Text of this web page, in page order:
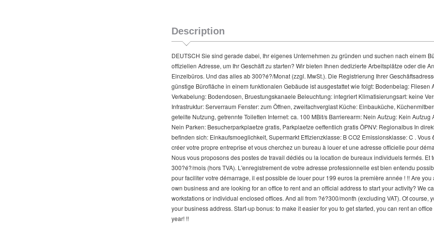
Description
DEUTSCH Sie sind gerade dabei, Ihr eigenes Unternehmen zu gründen und suchen nach einem
offiziellen Adresse, um Ihr Geschäft zu starten? Wir bieten Ihnen dedizierte Arbeitsplätze oder die
Einzelbüros. Und das alles ab 300?é?/Monat (zzgl. MwSt.). Die Registrierung Ihrer
günstige Bürofläche in einem funktionalen Gebäude ist ausgestattet wie folgt: Bodenbelag: Fliesen
Verkabelung: Bodendosen, Bruestungskanaele Beleuchtung: integriert Klimatisierungsart: keine
Infrastruktur: Serverraum Fenster: zum Öffnen, zweifachverglast Küche: Einbauküche,
geteilte Nutzung, getrennte Toiletten Internet: ca. 100 MBit/s Barrierearm: Nein Aufzug: Kein Aufzug
Nein Parken: Besucherparkplaetze gratis, Parkplaetze oeffentlich gratis ÖPNV: Regionalbus In
befinden sich: Einkaufsmoeglichkeit, Supermarkt Effizienzklasse: B CO2 Emissionsklasse: C . Vous
créer votre propre entreprise et vous cherchez un bureau à louer et une adresse officielle pour
Nous vous proposons des postes de travail dédiés ou la location de bureaux individuels fermés. Et
300?é?/mois (hors TVA). L'enregistrement de votre adresse professionnelle est bien entendu
pour faciliter votre démarrage, il est possible de louer pour 199 euros la première année ! !! Are you
own business and are looking for an office to rent and an official address to start your activity? We
workstations or individual enclosed offices. And all from ?é?300/month (excluding VAT). Of course,
your business address. Start-up bonus: to make it easier for you to get started, you can rent an
year! !!